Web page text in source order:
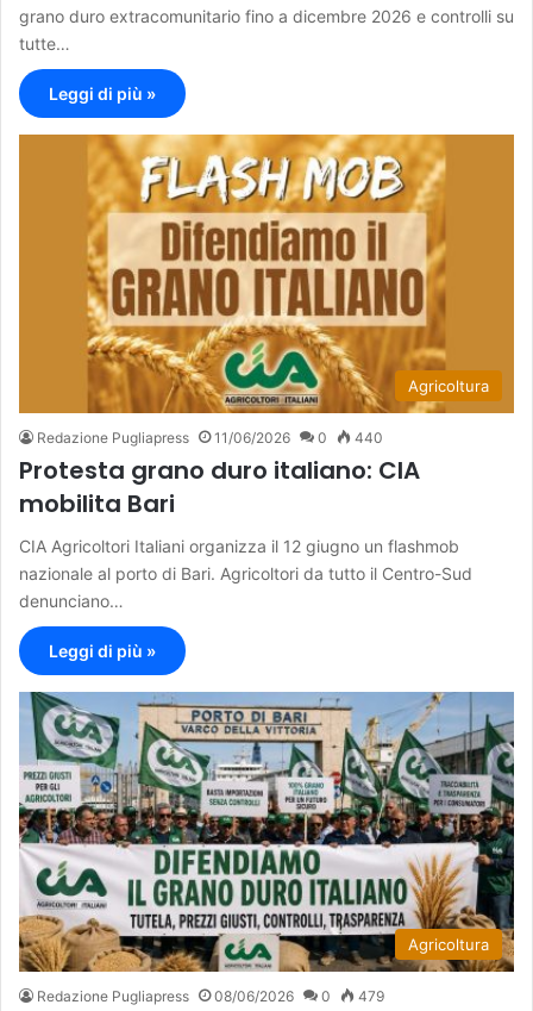
grano duro extracomunitario fino a dicembre 2026 e controlli su
tutte…
Leggi di più »
Agricoltura
Redazione Pugliapress 11/06/2026 0 440
Protesta grano duro italiano: CIA
mobilita Bari
CIA Agricoltori Italiani organizza il 12 giugno un flashmob
nazionale al porto di Bari. Agricoltori da tutto il Centro-Sud
denunciano…
Leggi di più »
Agricoltura
Redazione Pugliapress 08/06/2026 0 479